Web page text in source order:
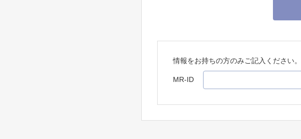
情報をお持ちの方のみご記入ください。
MR-ID